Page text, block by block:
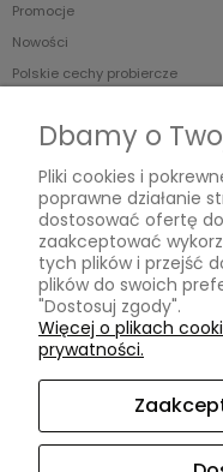
Promocje
Nowości
Polskie cechy probiercze
Dowiedz się więcej
O Magnesce
Warsztaty
Magneska Facebook
Magneska Instagram
Rabaty
Kontakt
Kontakt i dane firmy
Kontakt
Dbamy o
Pliki cookies i
poprawne działanie
dostosować ofertę
zaakceptować
tych plików i przejść
plików do swoich
"Dostosuj zgody".
Więcej o plikach
prywatności.